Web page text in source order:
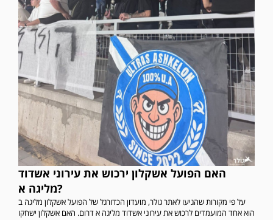
האם הפועל אשקלון ירכוש את עירוני אשדוד
מליגה א?
על פי מקורות שהגיעו לאתר גולר, מועדון הכדורגל של הפועל אשקלון מליגה ב
הוא אחד המועמדים לרכוש את עירוני אשדוד מליגה א דרום. האם אשקלון ישחקו